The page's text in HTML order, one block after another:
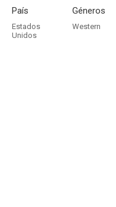
País
Estados
Unidos
Géneros
Western